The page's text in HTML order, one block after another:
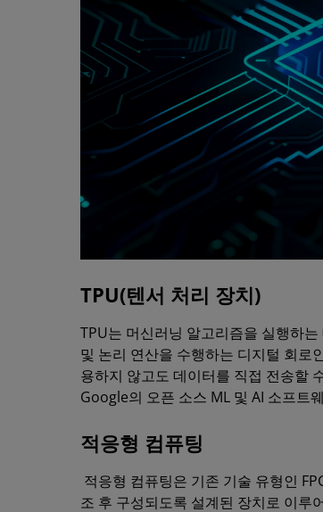
TPU(텐서 처리 장치)
TPU는 머신러닝 알고리즘을 실행하
및 논리 연산을 수행하는 디지털 회
용하지 않고도 데이터를 직접 전송할
Google의 오픈 소스 ML 및 AI 소프트
적응형 컴퓨팅
적응형 컴퓨팅은 기존 기술 유형인
조 후 구성되도록 설계된 장치로 이루